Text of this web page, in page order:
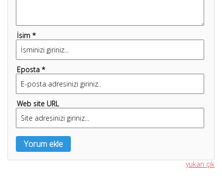
İsim *
Eposta *
Web site URL
yukarı çık